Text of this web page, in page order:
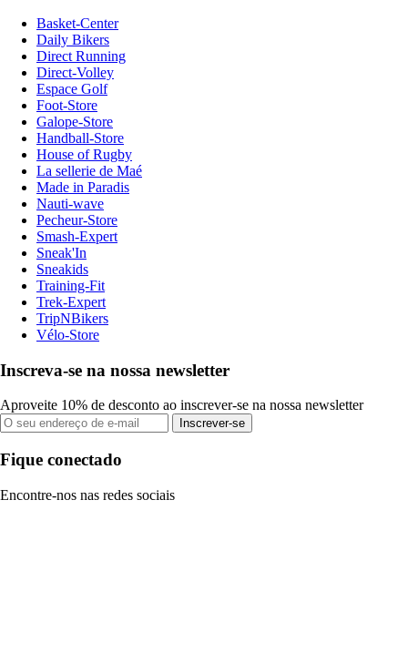
Basket-Center
Daily Bikers
Direct Running
Direct-Volley
Espace Golf
Foot-Store
Galope-Store
Handball-Store
House of Rugby
La sellerie de Maé
Made in Paradis
Nauti-wave
Pecheur-Store
Smash-Expert
Sneak'In
Sneakids
Training-Fit
Trek-Expert
TripNBikers
Vélo-Store
Inscreva-se na nossa newsletter
Aproveite 10% de desconto ao inscrever-se na nossa newsletter
Inscrever-se
Fique conectado
Encontre-nos nas redes sociais